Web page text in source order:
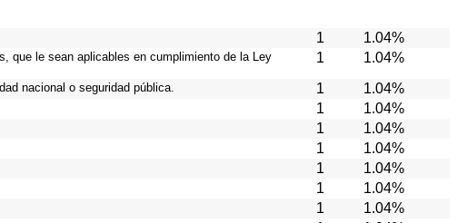
1 1.04%
que le sean aplicables en cumplimiento de la Ley
1 1.04%
nacional o seguridad pública. 1 1.04%
1 1.04%
1 1.04%
1 1.04%
1 1.04%
1 1.04%
1 1.04%